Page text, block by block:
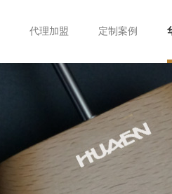
代理加盟 定制案例